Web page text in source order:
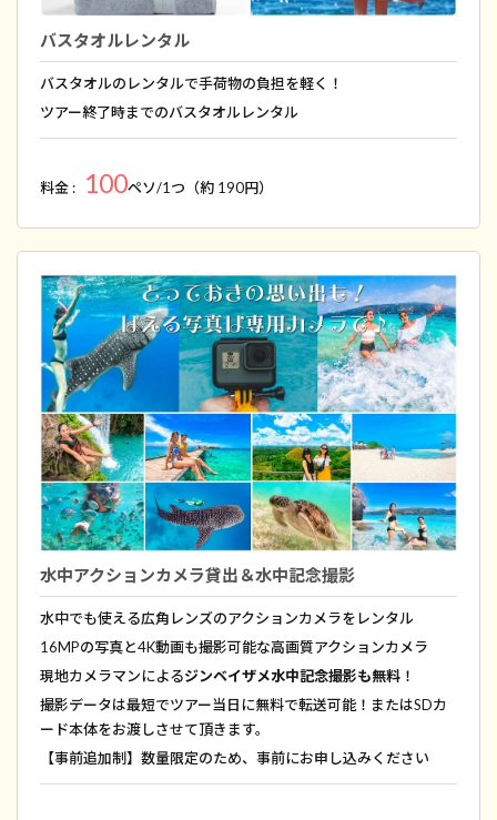
バスタオルレンタル
バスタオルのレンタルで手荷物の負担を軽く！
ツアー終了時までのバスタオルレンタル
料金 : 100ペソ/1つ（約 190円）
水中アクションカメラ貸出＆水中記念撮影
水中でも使える広角レンズのアクションカメラをレンタル
16MPの写真と4K動画も撮影可能な高画質アクションカメラ
現地カメラマンによるジンベイザメ水中記念撮影も無料 ！
撮影データは最短でツアー当日に無料で転送可能！またはSDカ
ード本体をお渡しさせて頂きます。
【事前追加制】数量限定のため、事前にお申し込みください